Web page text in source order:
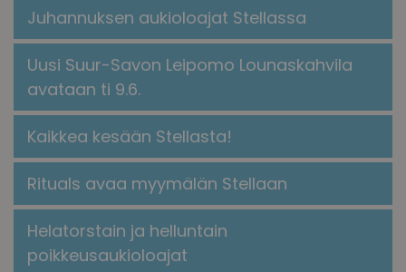
Juhannuksen aukioloajat Stellassa
Uusi Suur-Savon Leipomo Lounaskahvila
avataan ti 9.6.
Kaikkea kesään Stellasta!
​​Rituals avaa myymälän Stellaan​
Helatorstain ja helluntain
poikkeusaukioloajat